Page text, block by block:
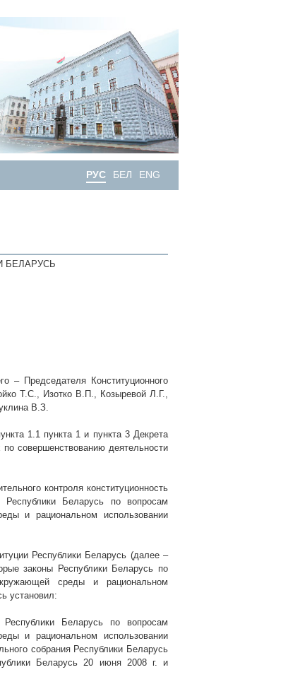
РУС БЕЛ ENG
БЕЛАРУСЬ
– Председателя Конституционного
Т.С., Изотко В.П., Козыревой Л.Г.,
В.З.
1.1 пункта 1 и пункта 3 Декрета
совершенствованию деятельности
контроля конституционность
Беларусь по вопросам
и рациональном использовании
Республики Беларусь (далее –
законы Республики Беларусь по
среды и рациональном
установил:
Беларусь по вопросам
и рациональном использовании
собрания Республики Беларусь
Беларусь 20 июня 2008 г. и